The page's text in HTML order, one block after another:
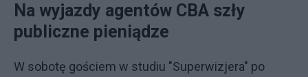
Na wyjazdy agentów CBA szły
publiczne pieniądze
W sobotę gościem w studiu "Superwizjera" po